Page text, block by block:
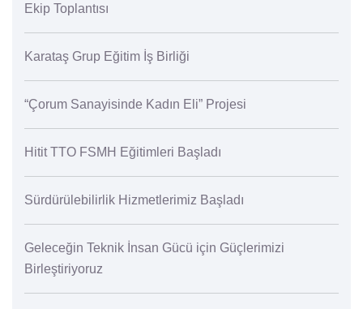
Ekip Toplantısı
Karataş Grup Eğitim İş Birliği
“Çorum Sanayisinde Kadın Eli” Projesi
Hitit TTO FSMH Eğitimleri Başladı
Sürdürülebilirlik Hizmetlerimiz Başladı
Geleceğin Teknik İnsan Gücü için Güçlerimizi
Birleştiriyoruz